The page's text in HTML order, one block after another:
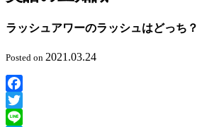
ラッシュアワーのラッシュはどっち？
Posted on 2021.03.24
Facebook
Twitter